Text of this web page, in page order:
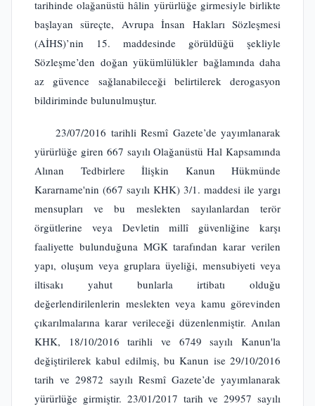
tarihinde olağanüstü hâlin yürürlüğe girmesiyle birlikte
başlayan süreçte, Avrupa İnsan Hakları Sözleşmesi
(AİHS)’nin 15. maddesinde görüldüğü şekliyle
Sözleşme’den doğan yükümlülükler bağlamında daha
az güvence sağlanabileceği belirtilerek derogasyon
bildiriminde bulunulmuştur.
23/07/2016 tarihli Resmî Gazete’de yayımlanarak
yürürlüğe giren 667 sayılı Olağanüstü Hal Kapsamında
Alınan Tedbirlere İlişkin Kanun Hükmünde
Kararname'nin (667 sayılı KHK) 3/1. maddesi ile yargı
mensupları ve bu meslekten sayılanlardan terör
örgütlerine veya Devletin millî güvenliğine karşı
faaliyette bulunduğuna MGK tarafından karar verilen
yapı, oluşum veya gruplara üyeliği, mensubiyeti veya
iltisakı yahut bunlarla irtibatı olduğu
değerlendirilenlerin meslekten veya kamu görevinden
çıkarılmalarına karar verileceği düzenlenmiştir. Anılan
KHK, 18/10/2016 tarihli ve 6749 sayılı Kanun'la
değiştirilerek kabul edilmiş, bu Kanun ise 29/10/2016
tarih ve 29872 sayılı Resmî Gazete’de yayımlanarak
yürürlüğe girmiştir. 23/01/2017 tarih ve 29957 sayılı